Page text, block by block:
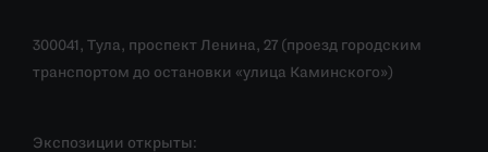
300041, Тула, проспект Ленина, 27 (проезд городским
транспортом до остановки «улица Каминского»)
Экспозиции открыты: